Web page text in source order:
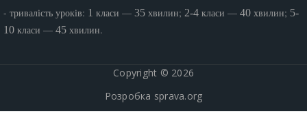
- тривалість уроків: 1 класи — 35 хвилин; 2-4 класи — 40 хвилин; 5-
10 класи — 45 хвилин.
Copyright © 2026
Розробка sprava.org